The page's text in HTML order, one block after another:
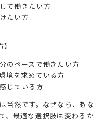
て働きたい方
たい方
のペースで働きたい方
境を求めている方
じている方
当然です。なぜなら、あな
、最適な選択肢は変わるか